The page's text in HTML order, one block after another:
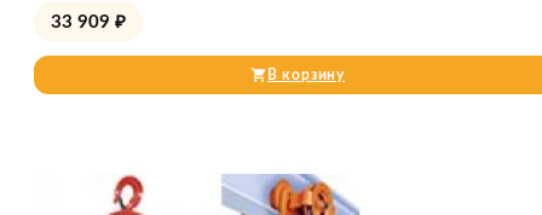
33 909 ₽
В корзину